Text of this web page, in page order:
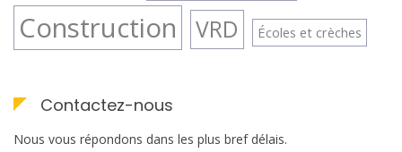
Construction VRD Écoles et crèches
Contactez-nous
Nous vous répondons dans les plus bref délais.